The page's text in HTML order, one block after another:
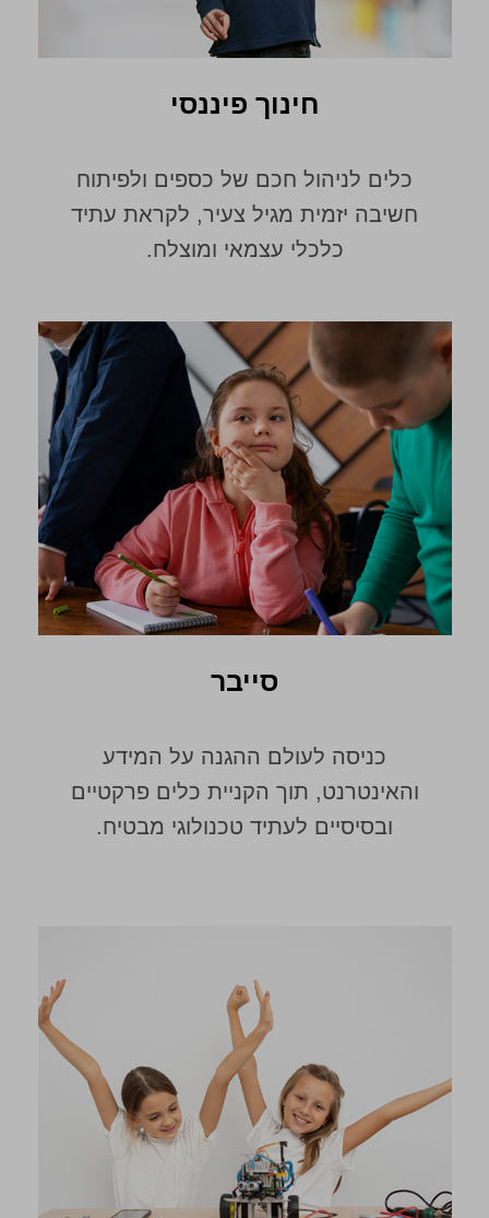
חינוך פיננסי
כלים לניהול חכם של כספים ולפיתוח
חשיבה יזמית מגיל צעיר, לקראת עתיד
כלכלי עצמאי ומוצלח.
סייבר
כניסה לעולם ההגנה על המידע
והאינטרנט, תוך הקניית כלים פרקטיים
ובסיסיים לעתיד טכנולוגי מבטיח.